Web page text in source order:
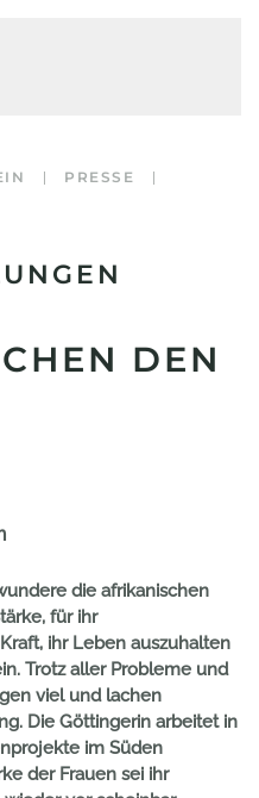
PRESSE
DEN
die afrikanischen
für ihr
ihr Leben auszuhalten
Trotz aller Probleme und
viel und lachen
Die Göttingerin arbeitet in
im Süden
der Frauen sei ihr